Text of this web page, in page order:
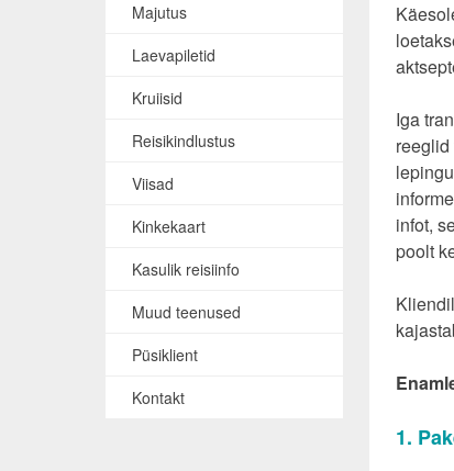
Majutus
Laevapiletid
Kruiisid
Reisikindlustus
Viisad
Kinkekaart
Kasulik reisiinfo
Muud teenused
Püsiklient
Kontakt
Iga
infot,
poolt
1.